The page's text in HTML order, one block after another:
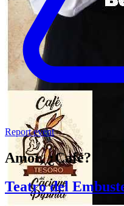
Report event
Amor, ¿Café?
Teatro del